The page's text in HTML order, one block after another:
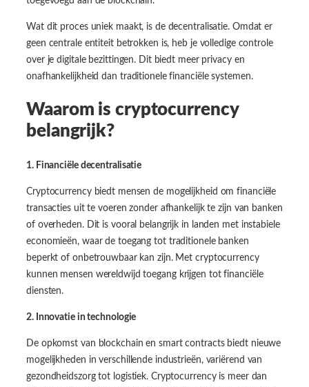
Wat dit proces uniek maakt, is de decentralisatie. Omdat er
geen centrale entiteit betrokken is, heb je volledige controle
over je digitale bezittingen. Dit biedt meer privacy en
onafhankelijkheid dan traditionele financiële systemen.
Waarom is cryptocurrency
belangrijk?
1. Financiële decentralisatie
Cryptocurrency biedt mensen de mogelijkheid om financiële
transacties uit te voeren zonder afhankelijk te zijn van banken
of overheden. Dit is vooral belangrijk in landen met instabiele
economieën, waar de toegang tot traditionele banken
beperkt of onbetrouwbaar kan zijn. Met cryptocurrency
kunnen mensen wereldwijd toegang krijgen tot financiële
diensten.
2. Innovatie in technologie
De opkomst van blockchain en smart contracts biedt nieuwe
mogelijkheden in verschillende industrieën, variërend van
gezondheidszorg tot logistiek. Cryptocurrency is meer dan